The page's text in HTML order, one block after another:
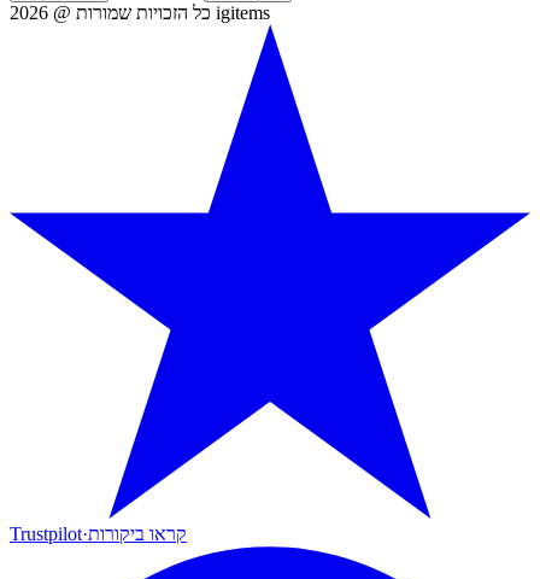
כל הזכויות שמורות @ 2026 igitems
Trustpilot·קראו ביקורות